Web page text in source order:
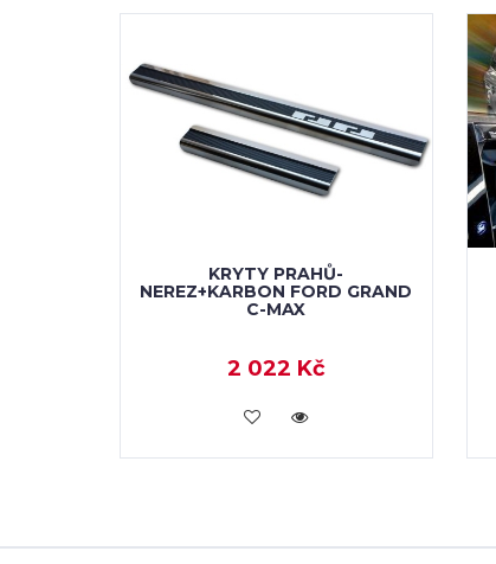
KRYTY PRAHŮ-
NEREZ+KARBON FORD GRAND
C-MAX
2 022 Kč
KOUPIT